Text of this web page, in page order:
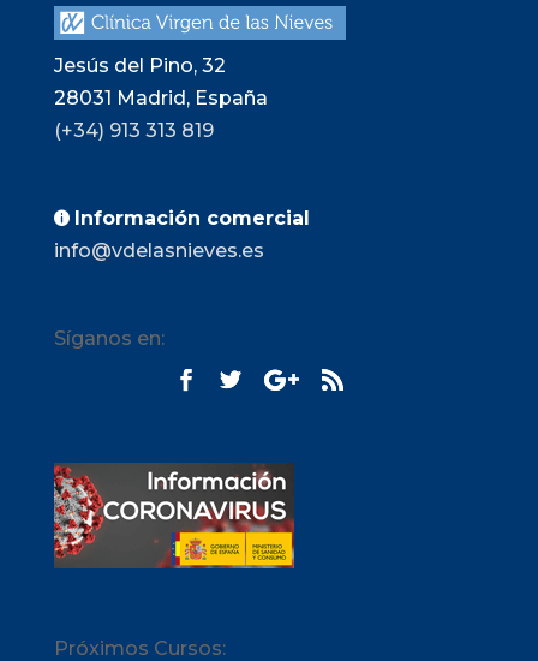
Jesús del Pino, 32
28031 Madrid, España
(+34) 913 313 819
 Información comercial
info@vdelasnieves.es
Síganos en:
Próximos Cursos: